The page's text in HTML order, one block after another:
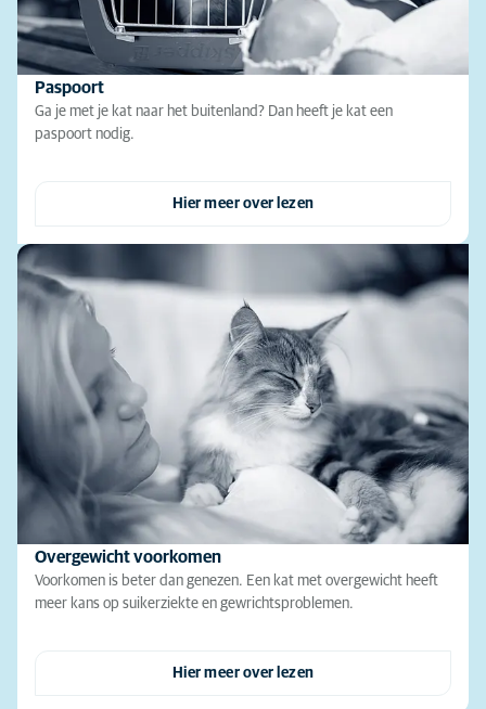
Paspoort
Ga je met je kat naar het buitenland? Dan heeft je kat een
paspoort nodig.
Hier meer over lezen
Overgewicht voorkomen
Voorkomen is beter dan genezen. Een kat met overgewicht heeft
meer kans op suikerziekte en gewrichtsproblemen.
Hier meer over lezen